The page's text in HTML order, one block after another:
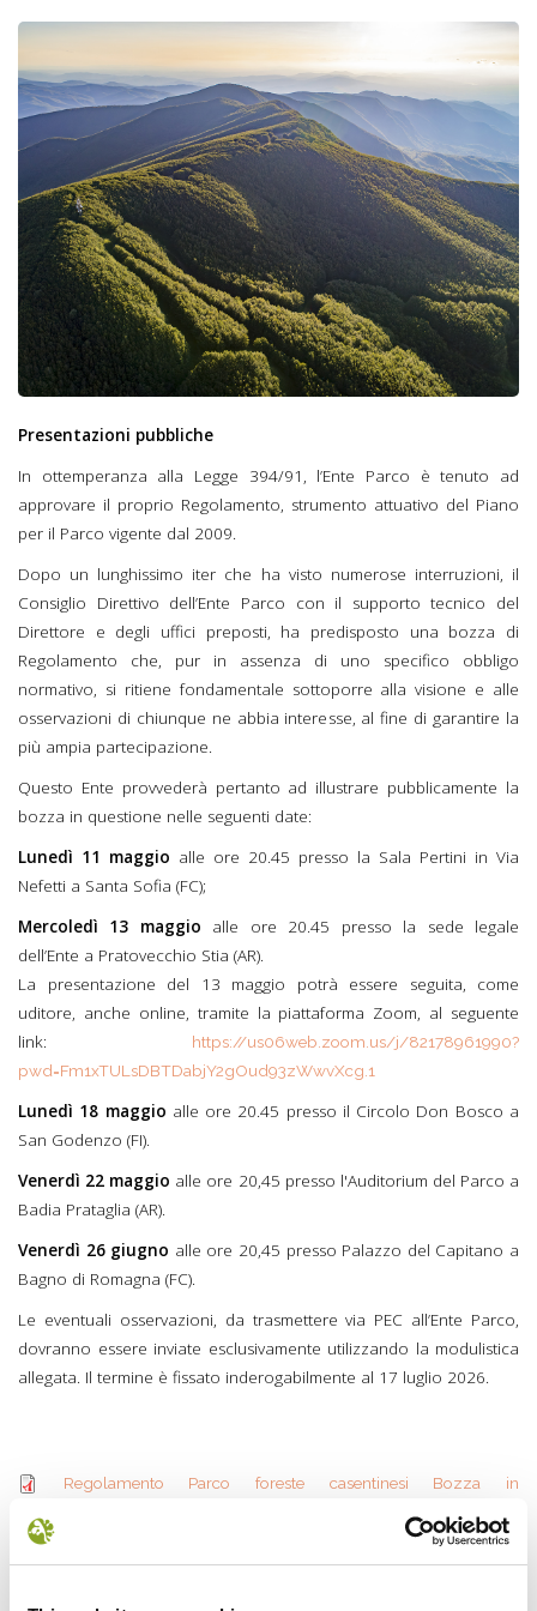
Presentazioni pubbliche
In ottemperanza alla Legge 394/91, l’Ente Parco è tenuto ad
approvare il proprio Regolamento, strumento attuativo del Piano
per il Parco vigente dal 2009.
Dopo un lunghissimo iter che ha visto numerose interruzioni, il
Consiglio Direttivo dell’Ente Parco con il supporto tecnico del
Direttore e degli uffici preposti, ha predisposto una bozza di
Regolamento che, pur in assenza di uno specifico obbligo
normativo, si ritiene fondamentale sottoporre alla visione e alle
osservazioni di chiunque ne abbia interesse, al fine di garantire la
più ampia partecipazione.
Questo Ente provvederà pertanto ad illustrare pubblicamente la
bozza in questione nelle seguenti date:
Lunedì 11 maggio alle ore 20.45 presso la Sala Pertini in Via
Nefetti a Santa Sofia (FC);
Mercoledì 13 maggio alle ore 20.45 presso la sede legale
dell’Ente a Pratovecchio Stia (AR).
La presentazione del 13 maggio potrà essere seguita, come
uditore, anche online, tramite la piattaforma Zoom, al seguente
link:
https://us06web.zoom.us/j/82178961990?
pwd=Fm1xTULsDBTDabjY2gOud93zWwvXcg.1
Lunedì 18 maggio alle ore 20.45 presso il Circolo Don Bosco a
San Godenzo (FI).
Venerdì 22 maggio alle ore 20,45 presso l'Auditorium del Parco a
Badia Prataglia (AR).
Venerdì 26 giugno alle ore 20,45 presso Palazzo del Capitano a
Bagno di Romagna (FC).
Le eventuali osservazioni, da trasmettere via PEC all’Ente Parco,
dovranno essere inviate esclusivamente utilizzando la modulistica
allegata. Il termine è fissato inderogabilmente al 17 luglio 2026.
Regolamento Parco
foreste casentinesi
Bozza in
Regolamento Parco foreste casentinesi Bozza in
osservazione.pdf